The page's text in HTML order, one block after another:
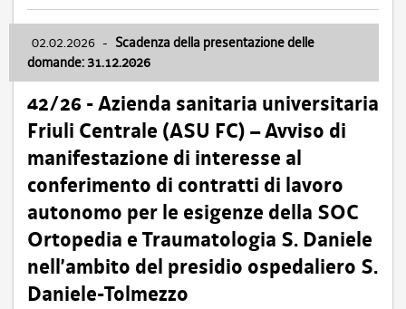
02.02.2026 - Scadenza della presentazione delle
domande: 31.12.2026
42/26 - Azienda sanitaria universitaria
Friuli Centrale (ASU FC) – Avviso di
manifestazione di interesse al
conferimento di contratti di lavoro
autonomo per le esigenze della SOC
Ortopedia e Traumatologia S. Daniele
nell’ambito del presidio ospedaliero S.
Daniele-Tolmezzo